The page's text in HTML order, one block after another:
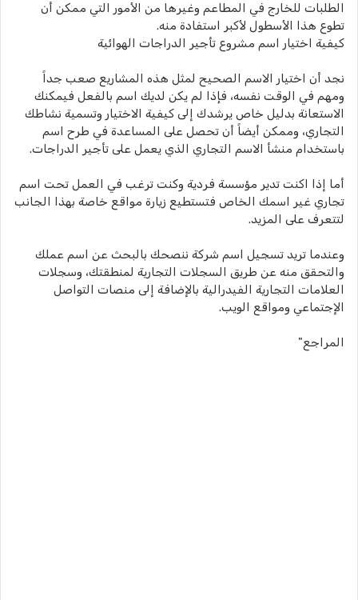
الطلبات للخارج في المطاعم وغيرها من الأمور التي ممكن أن
تطوع هذا الأسطول لأكبر استفادة منه.
كيفية اختيار اسم مشروع تأجير الدراجات الهوائية
نجد أن اختيار الاسم الصحيح لمثل هذه المشاريع صعب جداً
ومهم في الوقت نفسه، فإذا لم يكن لديك اسم بالفعل فيمكنك
الاستعانة بدليل خاص يرشدك إلى كيفية الاختيار وتسمية نشاطك
التجاري، وممكن أيضاً أن تحصل على المساعدة في طرح اسم
باستخدام منشأ الاسم التجاري الذي يعمل على تأجير الدراجات.
أما إذا اكنت تدير مؤسسة فردية وكنت ترغب في العمل تحت اسم
تجاري غير اسمك الخاص فتستطيع زيارة مواقع خاصة بهذا الجانب
لتتعرف على المزيد.
وعندما تريد تسجيل اسم شركة ننصحك بالبحث عن اسم عملك
والتحقق منه عن طريق السجلات التجارية لمنطقتك، وسجلات
العلامات التجارية الفيدرالية بالإضافة إلى منصات التواصل
الإجتماعي ومواقع الويب.
المراجع"